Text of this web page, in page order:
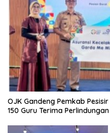
OJK Gandeng Pemkab
150 Guru Terima